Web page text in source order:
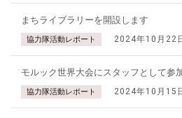
まちライブラリーを開設します
協力隊活動レポート 2024年10月22
モルック世界大会にスタッフとして参
協力隊活動レポート 2024年10月15